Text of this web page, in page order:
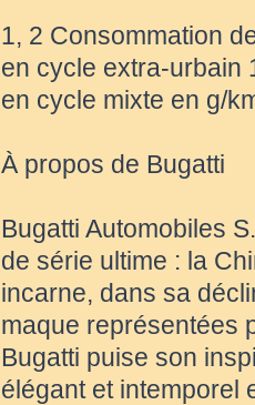
1, 2 Consommation
en cycle extra-urbain
en cycle mixte en g/
À propos de Bugatti
Bugatti Automobiles
de série ultime : la
incarne, dans sa
maque représentées
Bugatti puise son
élégant et intemporel